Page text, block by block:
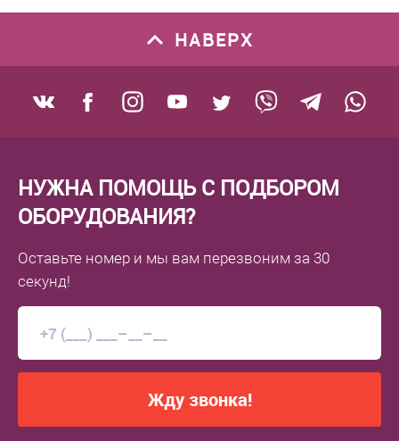
Оперативная память
Процессор
Тип охлаждения процессора
Безвентиляторный
Cortex-A53
Тактовая частота, ГГц
Чипсет
НАВЕРХ
НУЖНА ПОМОЩЬ С ПОДБОРОМ
ОБОРУДОВАНИЯ?
Оставьте номер и мы вам перезвоним за 30
секунд!
Жду звонка!